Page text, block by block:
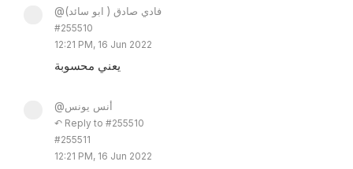
@فادي صادق ( ابو سائد)
#255510
12:21 PM, 16 Jun 2022
يعني محسوبة
@أنس يونس
↶ Reply to #255510
#255511
12:21 PM, 16 Jun 2022